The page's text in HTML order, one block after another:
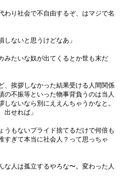
わり社会で不自由するぞ、はマジで名
しないと思うけどなあ」
みたいな奴が出てくるとか世も末だ
、挨拶しなかった結果受ける人間関係
の不振等といった物事背負うのは当人
ないなら別にええんちゃうかなと。
出せれば」
うもないプライド捨てるだけで何倍も
すぎて本当に社会人？って思っちゃ
な人は孤立するやろな〜。変わった人